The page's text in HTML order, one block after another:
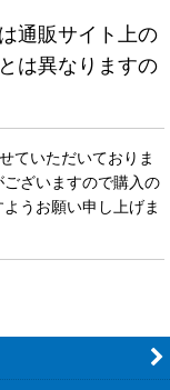
通販サイト上の
は異なりますの
ていただいておりま
ざいますので購入の
うお願い申し上げま